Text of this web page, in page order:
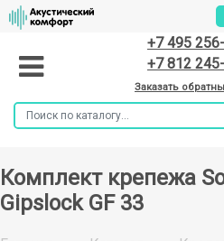
+7 495
+7 812
Заказать
Комплект крепежа
Gipslock GF 33